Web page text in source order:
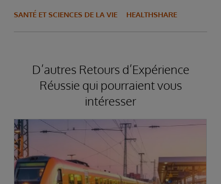
SANTÉ ET SCIENCES DE LA VIE HEALTHSHARE
D’autres Retours d’Expérience
Réussie qui pourraient vous
intéresser